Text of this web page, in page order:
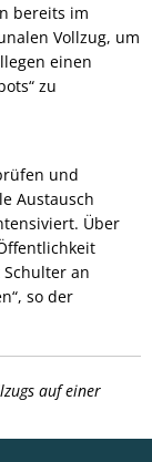
bereits im
Vollzug, um
einen
zu
und
Austausch
Über
an
so der
auf einer